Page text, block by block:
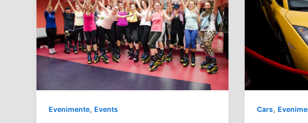
Evenimente, Events Cars,